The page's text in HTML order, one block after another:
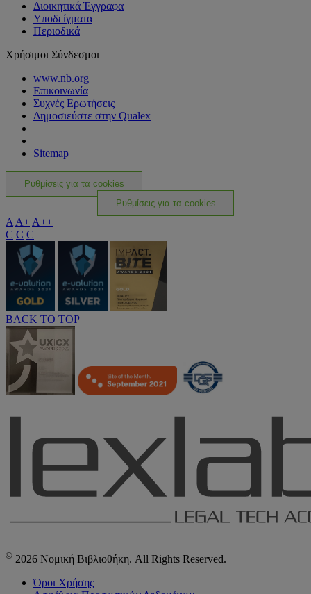
Διοικητικά Έγγραφα
Υποδείγματα
Περιοδικά
Χρήσιμοι Σύνδεσμοι
www.nb.org
Επικοινωνία
Συχνές Ερωτήσεις
Δημοσιεύστε στην Qualex
Sitemap
Ρυθμίσεις για τα cookies
Ρυθμίσεις για τα cookies
A A+ A++
C C C
BACK TO TOP
© 2026 Νομική Βιβλιοθήκη. All Rights Reserved.
Όροι Χρήσης